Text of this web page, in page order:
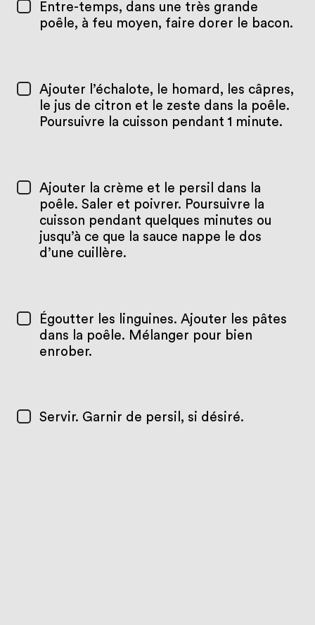
Entre-temps, dans une très grande
poêle, à feu moyen, faire dorer le bacon.
Ajouter l’échalote, le homard, les câpres,
le jus de citron et le zeste dans la poêle.
Poursuivre la cuisson pendant 1 minute.
Ajouter la crème et le persil dans la
poêle. Saler et poivrer. Poursuivre la
cuisson pendant quelques minutes ou
jusqu’à ce que la sauce nappe le dos
d’une cuillère.
Égoutter les linguines. Ajouter les pâtes
dans la poêle. Mélanger pour bien
enrober.
Servir. Garnir de persil, si désiré.